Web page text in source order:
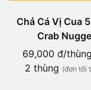
Chả Cá Vị Cua
Crab
69,000 đ/thùng
2 thùng (đơn tối